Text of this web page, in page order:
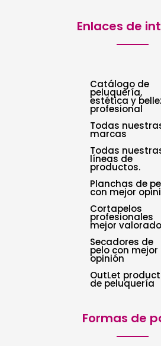
Enlaces de
Catálogo de
peluquería,
estética y
profesional
Todas
marcas
Todas
líneas de
productos.
Planchas de
con mejor
Cortapelos
profesionales
mejor
Secadores de
pelo con mejor
opinión
OutLet
de peluquería
Formas de